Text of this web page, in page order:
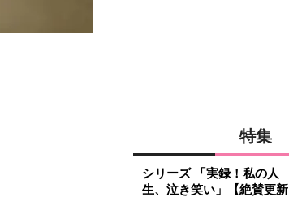
特集
シリーズ 「実録！私の人
生、泣き笑い」【絶賛更新